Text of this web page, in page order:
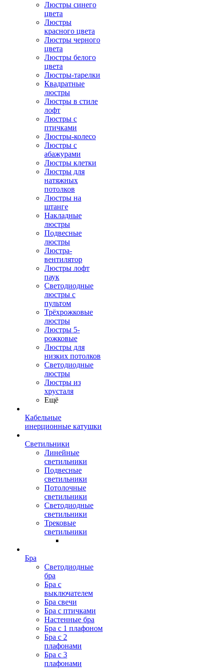
Люстры синего
цвета
Люстры
красного цвета
Люстры черного
цвета
Люстры белого
цвета
Люстры-тарелки
Квадратные
люстры
Люстры в стиле
лофт
Люстры с
птичками
Люстры-колесо
Люстры с
абажурами
Люстры клетки
Люстры для
натяжных
потолков
Люстры на
штанге
Накладные
люстры
Подвесные
люстры
Люстра-
вентилятор
Люстры лофт
паук
Светодиодные
люстры с
пультом
Трёхрожковые
люстры
Люстры 5-
рожковые
Люстры для
низких потолков
Cветодиодные
люстры
Люстры из
хрусталя
Ещё
Кабельные
инерционные катушки
Светильники
Линейные
светильники
Подвесные
светильники
Потолочные
светильники
Светодиодные
светильники
Трековые
светильники
Бра
Светодиодные
бра
Бра с
выключателем
Бра свечи
Бра с птичками
Настенные бра
Бра с 1 плафоном
Бра с 2
плафонами
Бра с 3
плафонами